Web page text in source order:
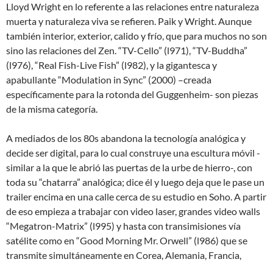
Lloyd Wright en lo referente a las relaciones entre naturaleza
muerta y naturaleza viva se refieren. Paik y Wright. Aunque
también interior, exterior, calido y frío, que para muchos no son
sino las relaciones del Zen. “TV-Cello” (l971), “TV-Buddha”
(l976), “Real Fish-Live Fish” (l982), y la gigantesca y
apabullante “Modulation in Sync” (2000) –creada
específicamente para la rotonda del Guggenheim- son piezas
de la misma categoría.
A mediados de los 80s abandona la tecnología analógica y
decide ser digital, para lo cual construye una escultura móvil -
similar a la que le abrió las puertas de la urbe de hierro-, con
toda su “chatarra” analógica; dice él y luego deja que le pase un
trailer encima en una calle cerca de su estudio en Soho. A partir
de eso empieza a trabajar con video laser, grandes video walls
“Megatron-Matrix” (l995) y hasta con transimisiones vía
satélite como en “Good Morning Mr. Orwell” (l986) que se
transmite simultáneamente en Corea, Alemania, Francia,